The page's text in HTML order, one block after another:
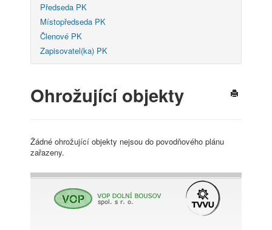
Předseda PK
Místopředseda PK
Členové PK
Zapisovatel(ka) PK
Ohrožující objekty
Žádné ohrožující objekty nejsou do povodňového plánu
zařazeny.